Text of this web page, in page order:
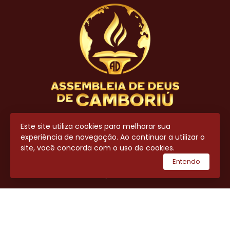
Este site utiliza cookies para melhorar sua
experiência de navegação. Ao continuar a utilizar o
site, você concorda com o uso de cookies.
Entendo
Contato
(47) 3404-8700